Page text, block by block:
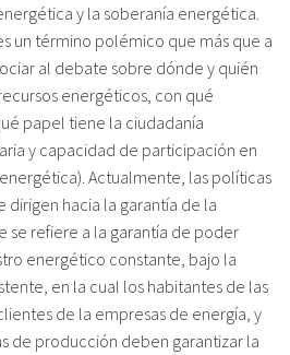
y la soberanía energética.
un término polémico que más que a
al debate sobre dónde y quién
energéticos, con qué
papel tiene la ciudadanía
y capacidad de participación en
Actualmente, las políticas
dirigen hacia la garantía de la
se refiere a la garantía de poder
energético constante, bajo la
en la cual los habitantes de las
de la empresas de energía, y
de producción deben garantizar la